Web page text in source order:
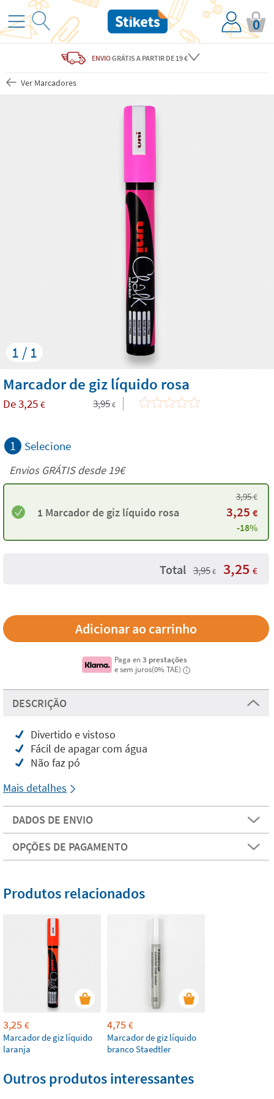
0
ENVIOGRÁTIS A PARTIR DE 19 €
Ver Marcadores
1 / 1
Marcador de giz líquido rosa
De3,25 € 3,95 €
1 Selecione
Envios GRÁTIS desde 19€
1 Marcador de giz líquido rosa
3,95€
3,25 €
-18%
Total 3,95 € 3,25 €
Paga en3 prestações
e sem juros(0% TAE)
i
DESCRIÇÃO
Divertido e vistoso
Fácil de apagar com água
Não faz pó
Mais detalhes
DADOS DE ENVIO
OPÇÕES DE PAGAMENTO
Produtos relacionados
3,25 €
Marcador de giz líquido
laranja
4,75 €
Marcador de giz líquido
branco Staedtler
Outros produtos interessantes